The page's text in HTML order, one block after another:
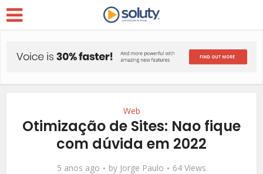
Web
Otimização de Sites: Nao fique
com dúvida em 2022
5 anos ago by Jorge Paulo 64 Views